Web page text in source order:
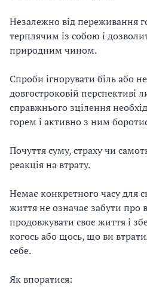
Незалежно від переживання
терплячим із собою і
природним чином.
Спроби ігнорувати біль або
довгостроковій перспективі
справжнього зцілення
горем і активно з ним
Почуття суму, страху чи
реакція на втрату.
Немає конкретного часу для
життя не означає забути про
продовжувати своє життя і
когось або щось, що ви
себе.
Як впоратися: